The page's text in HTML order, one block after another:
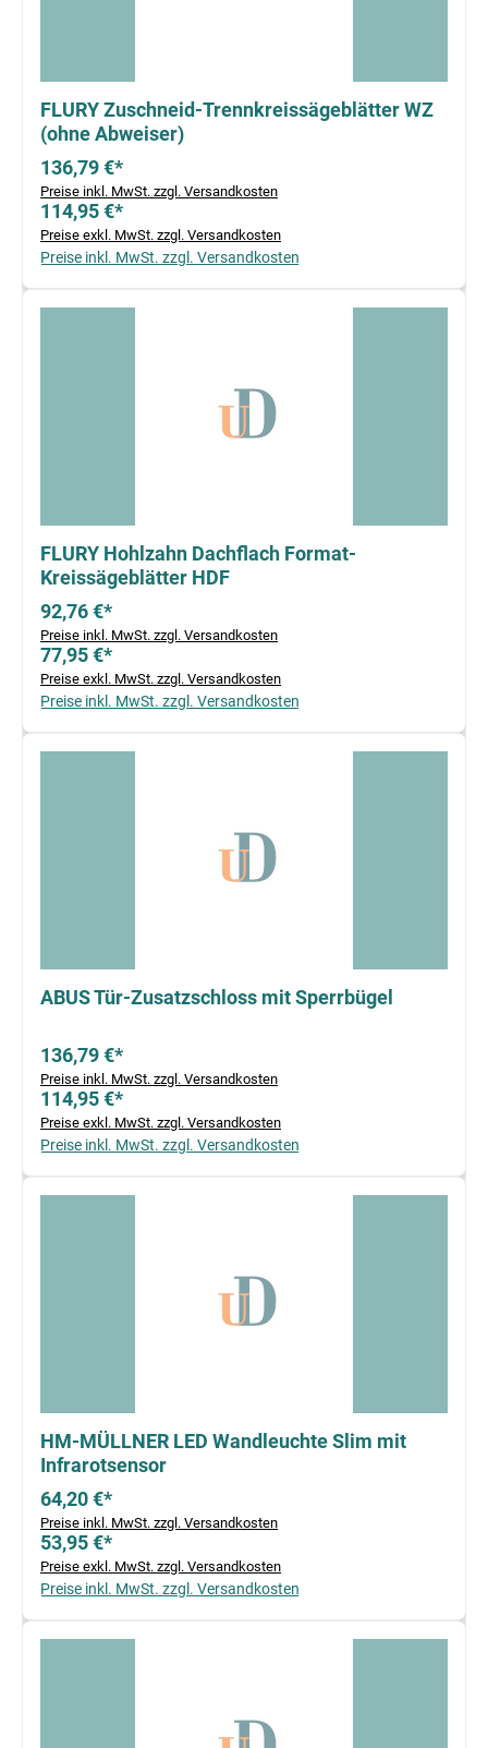
FLURY Zuschneid-Trennkreissägeblätter WZ
(ohne Abweiser)
136,79 €*
Preise inkl. MwSt. zzgl. Versandkosten
114,95 €*
Preise exkl. MwSt. zzgl. Versandkosten
Preise inkl. MwSt. zzgl. Versandkosten
FLURY Hohlzahn Dachflach Format-
Kreissägeblätter HDF
92,76 €*
Preise inkl. MwSt. zzgl. Versandkosten
77,95 €*
Preise exkl. MwSt. zzgl. Versandkosten
Preise inkl. MwSt. zzgl. Versandkosten
ABUS Tür-Zusatzschloss mit Sperrbügel
136,79 €*
Preise inkl. MwSt. zzgl. Versandkosten
114,95 €*
Preise exkl. MwSt. zzgl. Versandkosten
Preise inkl. MwSt. zzgl. Versandkosten
HM-MÜLLNER LED Wandleuchte Slim mit
Infrarotsensor
64,20 €*
Preise inkl. MwSt. zzgl. Versandkosten
53,95 €*
Preise exkl. MwSt. zzgl. Versandkosten
Preise inkl. MwSt. zzgl. Versandkosten